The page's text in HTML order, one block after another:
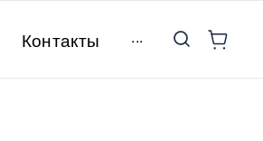
Контакты ...